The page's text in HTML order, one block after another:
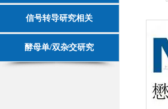
信号转导研究相关
酵母单/双杂交研究